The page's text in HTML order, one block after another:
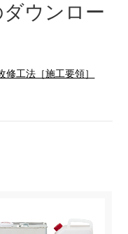
ウンロー
修工法［施工要領］